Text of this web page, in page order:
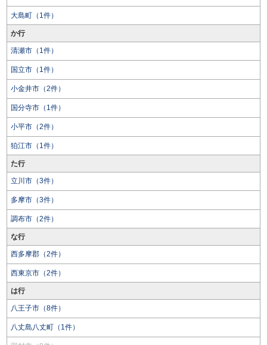
大島町（1件）
か行
清瀬市（1件）
国立市（1件）
小金井市（2件）
国分寺市（1件）
小平市（2件）
狛江市（1件）
た行
立川市（3件）
多摩市（3件）
調布市（2件）
な行
西多摩郡（2件）
西東京市（2件）
は行
八王子市（8件）
八丈島八丈町（1件）